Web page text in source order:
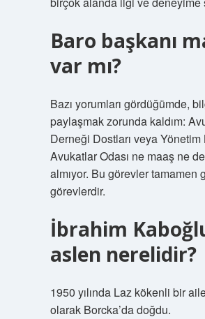
Baro başkanı
var mı?
Bazı yorumları gördüğümde,
paylaşmak zorunda kaldım:
Derneği Dostları veya Yönetim
Avukatlar Odası ne maaş ne
almıyor. Bu görevler tamamen
görevlerdir.
İbrahim
aslen nerelidir?
1950 yılında Laz kökenli bir
olarak Borcka’da doğdu.